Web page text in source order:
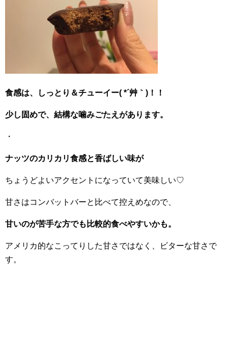
食感は、しっとり＆チューイー( *´艸｀)！！
少し固めで、結構な噛みごたえがあります。
・
ナッツのカリカリ食感と香ばしい味が
ちょうどよいアクセントになっていて美味しい♡
甘さはコンバットバーと比べて控えめなので、
甘いのが苦手な方でも比較的食べやすいかも。
アメリカ的なこってりした甘さではなく、ビターな甘さで
す。